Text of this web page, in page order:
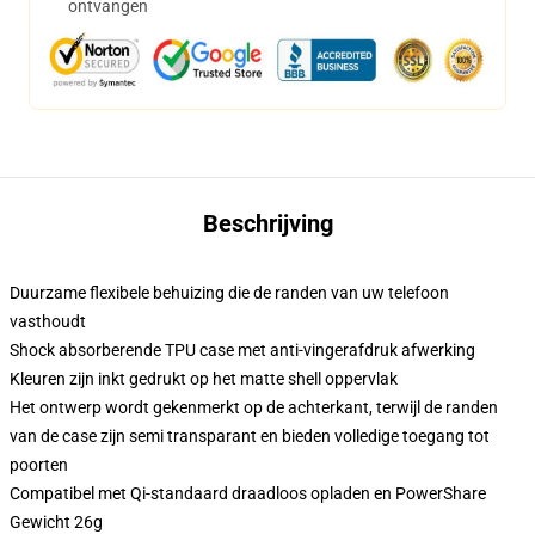
ontvangen
Beschrijving
Duurzame flexibele behuizing die de randen van uw telefoon
vasthoudt
Shock absorberende TPU case met anti-vingerafdruk afwerking
Kleuren zijn inkt gedrukt op het matte shell oppervlak
Het ontwerp wordt gekenmerkt op de achterkant, terwijl de randen
van de case zijn semi transparant en bieden volledige toegang tot
poorten
Compatibel met Qi-standaard draadloos opladen en PowerShare
Gewicht 26g